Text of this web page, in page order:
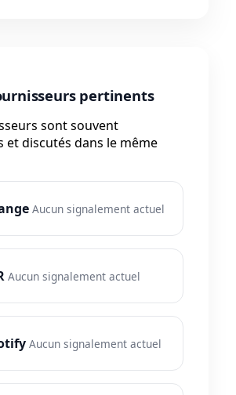
pertinents
sont souvent
et discutés dans le même
Aucun signalement actuel
Aucun signalement actuel
Aucun signalement actuel